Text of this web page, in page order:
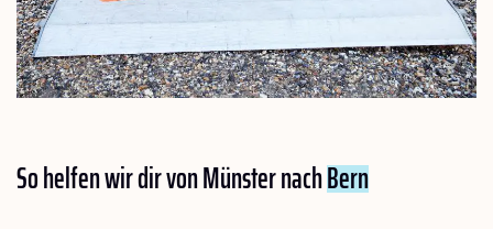
So helfen wir dir von Münster nachBern